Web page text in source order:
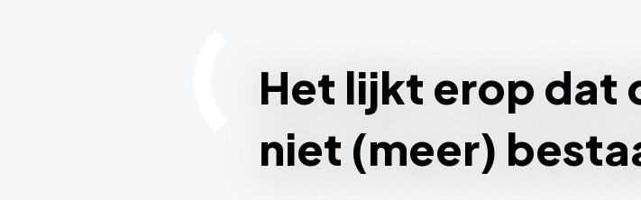
Het lijkt erop dat
niet (meer)